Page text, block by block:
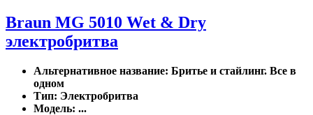
Braun MG 5010 Wet & Dry
электробритва
Альтернативное название: Бритье и стайлинг. Все в
одном
Тип: Электробритва
Модель: ...